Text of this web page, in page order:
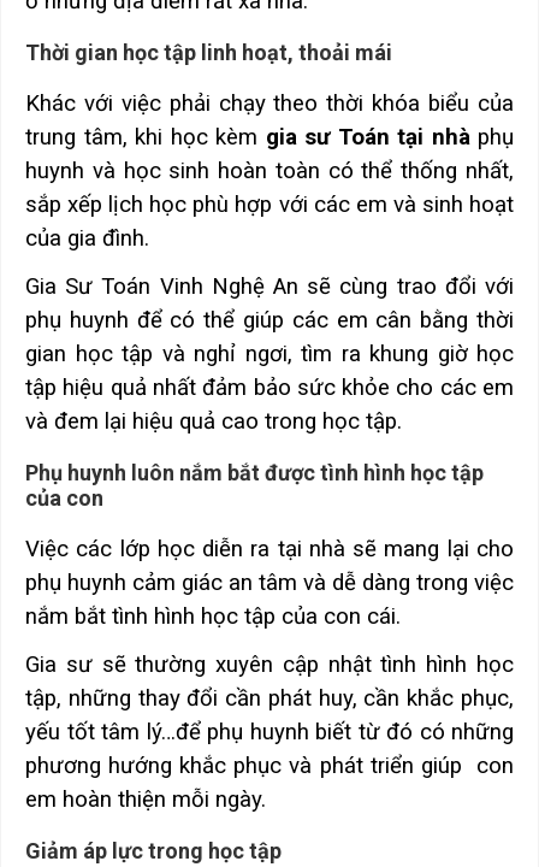
Thời gian học tập linh hoạt, thoải mái
Khác với việc phải chạy theo thời khóa biểu của
trung tâm, khi học kèm gia sư Toán tại nhàphụ
huynh và học sinh hoàn toàn có thể thống nhất,
sắp xếp lịch học phù hợp với các em và sinh hoạt
của gia đình.
Gia Sư Toán Vinh Nghệ An sẽ cùng trao đổi với
phụ huynh để có thể giúp các em cân bằng thời
gian học tập và nghỉ ngơi, tìm ra khung giờ học
tập hiệu quả nhất đảm bảo sức khỏe cho các em
và đem lại hiệu quả cao trong học tập.
Phụ huynh luôn nắm bắt được tình hình học tập
của con
Việc các lớp học diễn ra tại nhà sẽ mang lại cho
phụ huynh cảm giác an tâm và dễ dàng trong việc
nắm bắt tình hình học tập của con cái.
Gia sư sẽ thường xuyên cập nhật tình hình học
tập, những thay đổi cần phát huy, cần khắc phục,
yếu tốt tâm lý…để phụ huynh biết từ đó có những
phương hướng khắc phục và phát triển giúp con
em hoàn thiện mỗi ngày.
Giảm áp lực trong học tập